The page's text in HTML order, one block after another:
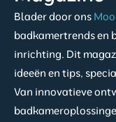
Blader door ons
badkamertrends en
inrichting. Dit
ideeën en tips,
Van innovatieve